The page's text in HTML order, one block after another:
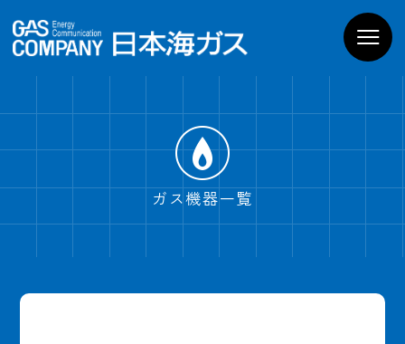
お家のガス機器
商品一覧
導入までの流れ
ショールームPregoを
ガス機器一覧